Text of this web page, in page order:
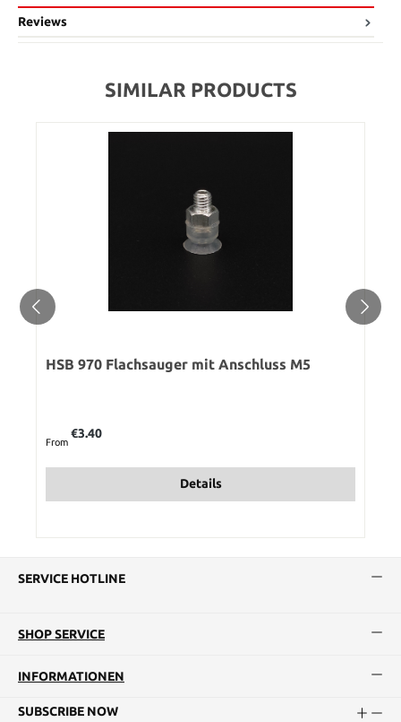
Reviews
SIMILAR PRODUCTS
HSB 970 Flachsauger mit Anschluss M5
From
€3.40
Details
SERVICE HOTLINE
SHOP SERVICE
INFORMATIONEN
SUBSCRIBE NOW